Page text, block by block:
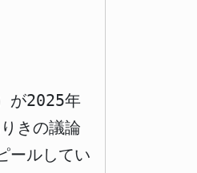
が2025年
きの議論
ールしてい